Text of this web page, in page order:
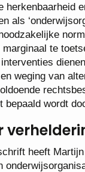
herkenbaarheid
als
te
interventies
weging van
bepaald wordt
heeft